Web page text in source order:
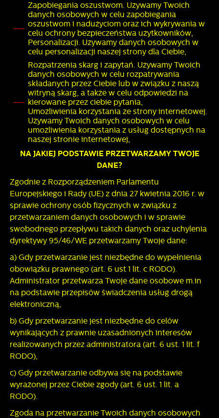
Zapobiegania oszustwom. Używamy Twoich
danych osobowych w celu zapobiegania
oszustwom i nadużyciom oraz ich wykrywania w
celu ochrony bezpieczeństwa użytkowników,
Personalizacji. Używamy danych osobowych w
celu personalizacji naszej strony dla Ciebie,
Rozpatrzenia skarg i zapytań. Używamy Twoich
danych osobowych w celu rozpatrywania
składanych przez Ciebie lub w związku z naszą
witryną skarg, a także w celu odpowiedzi na
kierowane przez ciebie pytania,
Umożliwienia korzystania ze strony internetowej.
Używamy Twoich danych osobowych w celu
umożliwienia korzystania z usług dostępnych na
naszej stronie internetowej,
NA JAKIEJ PODSTAWIE PRZETWARZAMY TWOJE
DANE?
Zgodnie z Rozporządzeniem Parlamentu
Europejskiego i Rady (UE) z dnia 27 kwietnia 2016 r. w
sprawie ochrony osób fizycznych w związku z
przetwarzaniem danych osobowych i w sprawie
swobodnego przepływu takich danych oraz uchylenia
dyrektywy 95/46/WE przetwarzamy Twoje dane:
a) Gdy przetwarzanie jest niezbędne do wypełnienia
obowiązku prawnego (art. 6 ust 1 lit. c RODO).
Administrator przetwarza Twoje dane osobowe m.in
na podstawie przepisów świadczenia usług drogą
elektroniczną,
b) Gdy przetwarzanie jest niezbędne do celów
wynikających z prawnie uzasadnionych interesów
realizowanych przez administratora (art. 6 ust. 1 lit. f
RODO),
c) Gdy przetwarzanie odbywa się na podstawie
wyrażonej przez Ciebie zgody (art. 6 ust. 1 lit. a
RODO).
Zgoda na przetwarzanie Twoich danych osobowych